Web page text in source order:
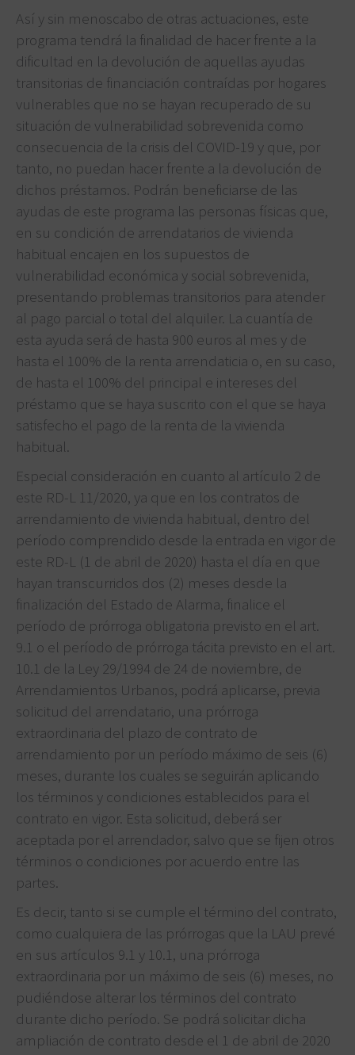
Así y sin menoscabo de otras actuaciones, este
programa tendrá la finalidad de hacer frente a la
dificultad en la devolución de aquellas ayudas
transitorias de financiación contraídas por hogares
vulnerables que no se hayan recuperado de su
situación de vulnerabilidad sobrevenida como
consecuencia de la crisis del COVID-19 y que, por
tanto, no puedan hacer frente a la devolución de
dichos préstamos. Podrán beneficiarse de las
ayudas de este programa las personas físicas que,
en su condición de arrendatarios de vivienda
habitual encajen en los supuestos de
vulnerabilidad económica y social sobrevenida,
presentando problemas transitorios para atender
al pago parcial o total del alquiler. La cuantía de
esta ayuda será de hasta 900 euros al mes y de
hasta el 100% de la renta arrendaticia o, en su caso,
de hasta el 100% del principal e intereses del
préstamo que se haya suscrito con el que se haya
satisfecho el pago de la renta de la vivienda
habitual.
Especial consideración en cuanto al artículo 2 de
este RD-L 11/2020, ya que en los contratos de
arrendamiento de vivienda habitual, dentro del
período comprendido desde la entrada en vigor de
este RD-L (1 de abril de 2020) hasta el día en que
hayan transcurridos dos (2) meses desde la
finalización del Estado de Alarma, finalice el
período de prórroga obligatoria previsto en el art.
9.1 o el período de prórroga tácita previsto en el art.
10.1 de la Ley 29/1994 de 24 de noviembre, de
Arrendamientos Urbanos, podrá aplicarse, previa
solicitud del arrendatario, una prórroga
extraordinaria del plazo de contrato de
arrendamiento por un período máximo de seis (6)
meses, durante los cuales se seguirán aplicando
los términos y condiciones establecidos para el
contrato en vigor. Esta solicitud, deberá ser
aceptada por el arrendador, salvo que se fijen otros
términos o condiciones por acuerdo entre las
partes.
Es decir, tanto si se cumple el término del contrato,
como cualquiera de las prórrogas que la LAU prevé
en sus artículos 9.1 y 10.1, una prórroga
extraordinaria por un máximo de seis (6) meses, no
pudiéndose alterar los términos del contrato
durante dicho período. Se podrá solicitar dicha
ampliación de contrato desde el 1 de abril de 2020